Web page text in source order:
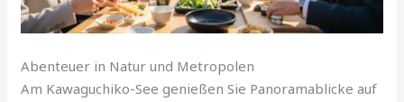
Abenteuer in Natur und Metropolen
Am Kawaguchiko-See genießen Sie Panoramablicke auf